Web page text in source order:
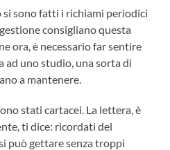
si sono fatti i richiami periodici
consigliano questa
ora, è necessario far sentire
ad uno studio, una sorta di
a mantenere.
stati cartacei. La lettera, è
ti dice: ricordati del
può gettare senza troppi